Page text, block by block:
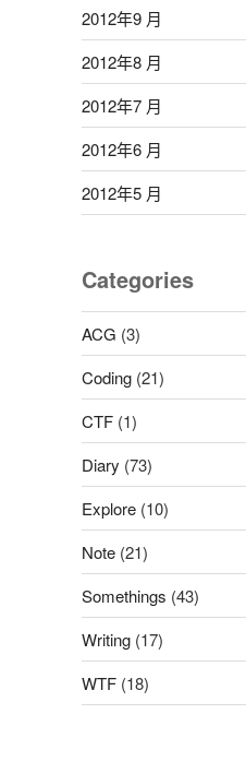
2012年9 月
2012年8 月
2012年7 月
2012年6 月
2012年5 月
Categories
ACG (3)
Coding(21)
CTF(1)
Diary (73)
Explore(10)
Note(21)
Somethings (43)
Writing(17)
WTF(18)